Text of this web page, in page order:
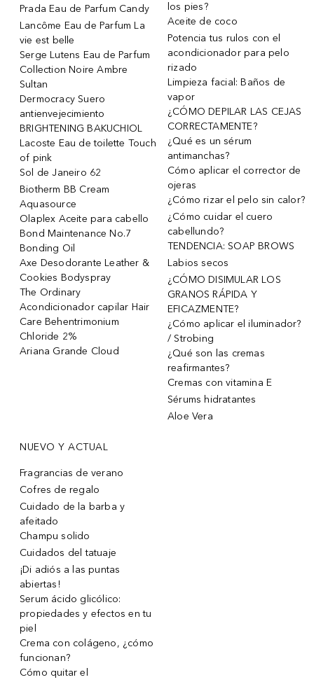
Prada Eau de Parfum Candy
Lancôme Eau de Parfum La
vie est belle
Serge Lutens Eau de Parfum
Collection Noire Ambre
Sultan
Dermocracy Suero
antienvejecimiento
BRIGHTENING BAKUCHIOL
Lacoste Eau de toilette Touch
of pink
Sol de Janeiro 62
Biotherm BB Cream
Aquasource
Olaplex Aceite para cabello
Bond Maintenance No.7
Bonding Oil
Axe Desodorante Leather &
Cookies Bodyspray
The Ordinary
Acondicionador capilar Hair
Care Behentrimonium
Chloride 2%
Ariana Grande Cloud
los pies?
Aceite de coco
Potencia tus rulos con el
acondicionador para pelo
rizado
Limpieza facial: Baños de
vapor
¿CÓMO DEPILAR LAS CEJAS
CORRECTAMENTE?
¿Qué es un sérum
antimanchas?
Cómo aplicar el corrector de
ojeras
¿Cómo rizar el pelo sin calor?
¿Cómo cuidar el cuero
cabellundo?
TENDENCIA: SOAP BROWS
Labios secos
¿CÓMO DISIMULAR LOS
GRANOS RÁPIDA Y
EFICAZMENTE?
¿Cómo aplicar el iluminador?
/ Strobing
¿Qué son las cremas
reafirmantes?
Cremas con vitamina E
Sérums hidratantes
Aloe Vera
NUEVO Y ACTUAL
Fragrancias de verano
Cofres de regalo
Cuidado de la barba y
afeitado
Champu solido
Cuidados del tatuaje
¡Di adiós a las puntas
abiertas!
Serum ácido glicólico:
propiedades y efectos en tu
piel
Crema con colágeno, ¿cómo
funcionan?
Cómo quitar el